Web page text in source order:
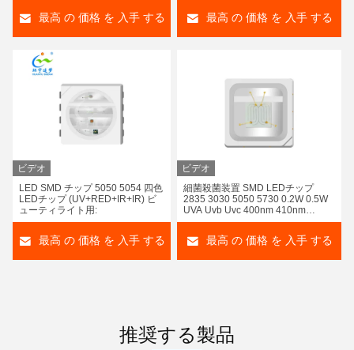
最高 の 価格 を 入手 する 最高 の 価格 を 入手 する
ビデオ
LED SMD チップ 5050 5054 四色
LEDチップ (UV+RED+IR+IR) ビ
ューティライト用:
最高 の 価格 を 入手 する
ビデオ
細菌殺菌装置 SMD LEDチップ
2835 3030 5050 5730 0.2W 0.5W
UVA Uvb Uvc 400nm 410nm
395Nm 365Nm 295nm
最高 の 価格 を 入手 する
推奨する製品